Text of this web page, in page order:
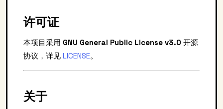
许可证
本项目采用 GNU General Public License v3.0 开源
协议，详见 LICENSE。
关于